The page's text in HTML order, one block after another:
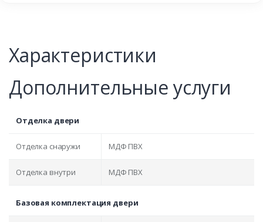
Характеристики
Дополнительные услуги
Отделка двери
Отделка снаружи МДФ ПВХ
Отделка внутри МДФ ПВХ
Базовая комплектация двери